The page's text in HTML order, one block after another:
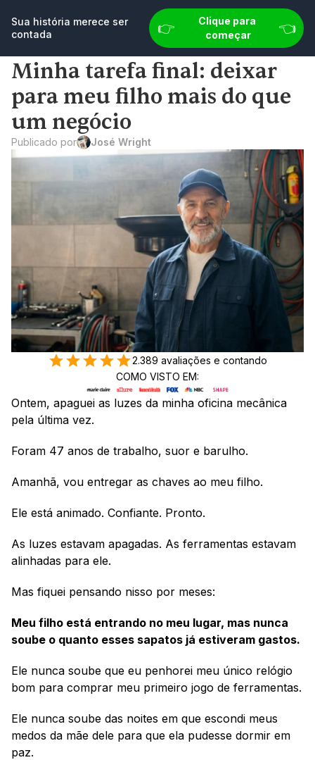
Sua história merece ser contada 👉 Comece agora 👈
Sua história merece ser
contada
👉
Clique para
começar
👈
Minha tarefa final: deixar
para meu filho mais do que
um negócio
Publicado por José Wright
2.389 avaliações e contando
COMO VISTO EM:
Ontem, apaguei as luzes da minha oficina mecânica
pela última vez.
Foram 47 anos de trabalho, suor e barulho.
Amanhã, vou entregar as chaves ao meu filho.
Ele está animado. Confiante. Pronto.
As luzes estavam apagadas. As ferramentas estavam
alinhadas para ele.
Mas fiquei pensando nisso por meses:
Meu filho está entrando no meu lugar, mas nunca
soube o quanto esses sapatos já estiveram gastos.
Ele nunca soube que eu penhorei meu único relógio
bom para comprar meu primeiro jogo de ferramentas.
Ele nunca soube das noites em que escondi meus
medos da mãe dele para que ela pudesse dormir em
paz.